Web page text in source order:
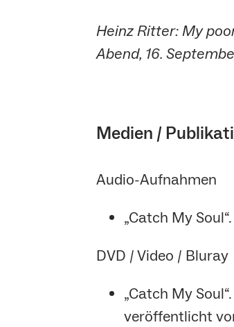
Heinz Ritter: My
Abend, 16.
Medien /
Audio-Aufnahmen
„Catch My
DVD / Video / Bluray
„Catch My
veröffentlicht